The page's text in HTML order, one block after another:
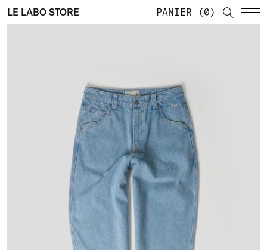
LE LABO STORE PANIER 0